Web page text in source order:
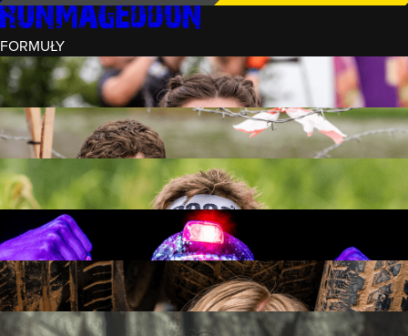
FORMUŁY
INTRO (¼)
15 PRZESZKÓD
3 KM+
REKRUT (½)
30 PRZESZKÓD
6 KM+
RUNMAGEDDON
50 PRZESZKÓD
12 KM+
NOCNY REKRUT (½)
30 PRZESZKÓD
6 KM+
INTRO U-16
15 PRZESZKÓD
3 KM+
RUNMAGEDDON HARDCORE